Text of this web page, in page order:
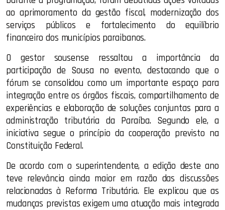
ao aprimoramento da gestão fiscal, modernização dos
serviços públicos e fortalecimento do equilíbrio
financeiro dos municípios paraibanos.
O gestor sousense ressaltou a importância da
participação de Sousa no evento, destacando que o
fórum se consolidou como um importante espaço para
integração entre os órgãos fiscais, compartilhamento de
experiências e elaboração de soluções conjuntas para a
administração tributária da Paraíba. Segundo ele, a
iniciativa segue o princípio da cooperação previsto na
Constituição Federal.
De acordo com o superintendente, a edição deste ano
teve relevância ainda maior em razão das discussões
relacionadas à Reforma Tributária. Ele explicou que as
mudanças previstas exigem uma atuação mais integrada